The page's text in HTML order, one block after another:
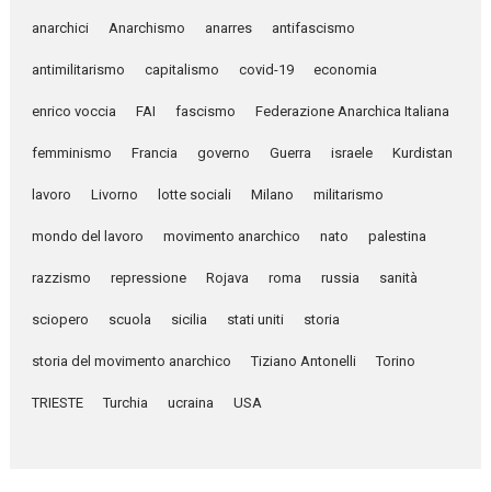
anarchici Anarchismo anarres antifascismo
antimilitarismo capitalismo covid-19 economia
enrico voccia FAI fascismo Federazione Anarchica Italiana
femminismo Francia governo Guerra israele Kurdistan
lavoro Livorno lotte sociali Milano militarismo
mondo del lavoro movimento anarchico nato palestina
razzismo repressione Rojava roma russia sanità
sciopero scuola sicilia stati uniti storia
storia del movimento anarchico Tiziano Antonelli Torino
TRIESTE Turchia ucraina USA